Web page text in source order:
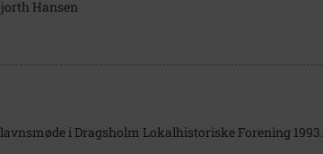
Hansen
i Dragsholm Lokalhistoriske Forening 1993.